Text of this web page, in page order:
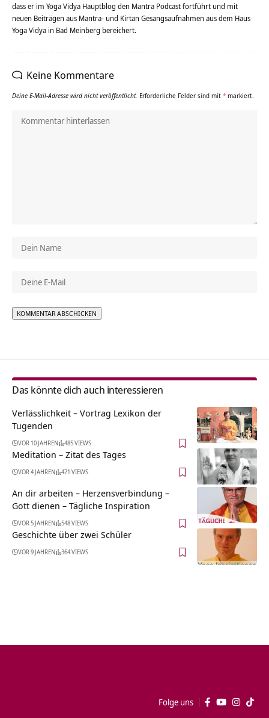
dass er im Yoga Vidya Hauptblog den Mantra Podcast fortführt und mit
neuen Beiträgen aus Mantra- und Kirtan Gesangsaufnahmen aus dem Haus
Yoga Vidya in Bad Meinberg bereichert.
Keine Kommentare
Deine E-Mail-Adresse wird nicht veröffentlicht. Erforderliche Felder sind mit * markiert.
Das könnte dich auch interessieren
Verlässlichkeit – Vortrag Lexikon der
Tugenden
VOR 10 JAHREN 485 VIEWS
Meditation – Zitat des Tages
VOR 4 JAHREN 471 VIEWS
An dir arbeiten – Herzensverbindung –
Gott dienen – Tägliche Inspiration
VOR 5 JAHREN 548 VIEWS
Geschichte über zwei Schüler
VOR 9 JAHREN 364 VIEWS
Folge uns